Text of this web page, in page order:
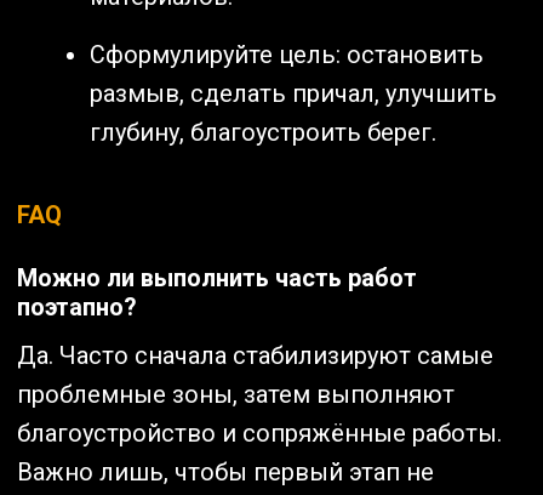
Сформулируйте цель: остановить
размыв, сделать причал, улучшить
глубину, благоустроить берег.
FAQ
Можно ли выполнить часть работ
поэтапно?
Да. Часто сначала стабилизируют самые
проблемные зоны, затем выполняют
благоустройство и сопряжённые работы.
Важно лишь, чтобы первый этап не